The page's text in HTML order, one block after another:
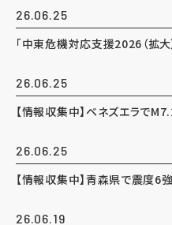
26.06.25
「中東危機対応支援2026（拡大
26.06.25
【情報収集中】ベネズエラで
26.06.25
【情報収集中】青森県で震度6
26.06.19